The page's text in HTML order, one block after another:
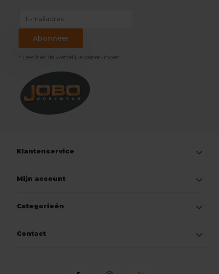
Abonneer
* Lees hier de wettelijke beperkingen
Klantenservice
Mijn account
Categorieën
Contact